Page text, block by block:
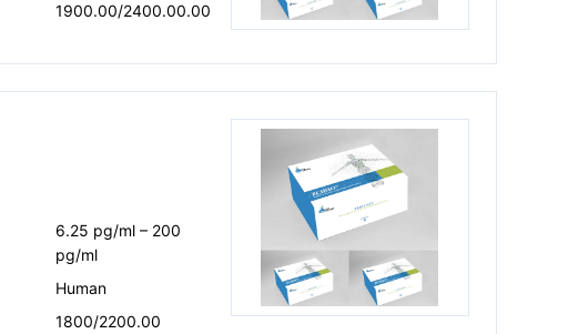
1900.00/2400.00.00
6.25 pg/ml – 200
pg/ml
Human
1800/2200.00